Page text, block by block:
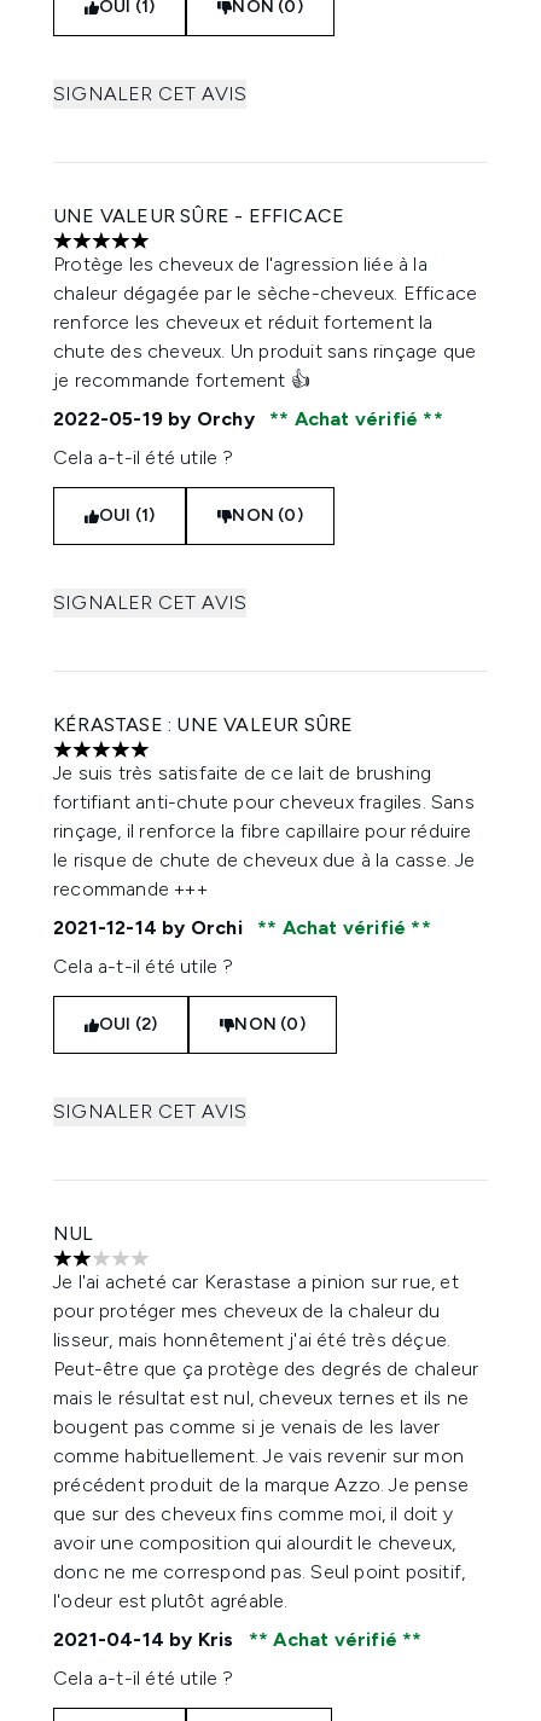
OUI (1) NON (0)
SIGNALER CET AVIS
UNE VALEUR SÛRE - EFFICACE
5 étoiles sur un maximum de 5
Protège les cheveux de l'agression liée à la
chaleur dégagée par le sèche-cheveux. Efficace
renforce les cheveux et réduit fortement la
chute des cheveux. Un produit sans rinçage que
je recommande fortement 👍
2022-05-19 by Orchy
Achat vérifié
Cela a-t-il été utile ?
OUI (1) NON (0)
SIGNALER CET AVIS
KÉRASTASE : UNE VALEUR SÛRE
5 étoiles sur un maximum de 5
Je suis très satisfaite de ce lait de brushing
fortifiant anti-chute pour cheveux fragiles. Sans
rinçage, il renforce la fibre capillaire pour réduire
le risque de chute de cheveux due à la casse. Je
recommande +++
2021-12-14 by Orchi
Achat vérifié
Cela a-t-il été utile ?
OUI (2) NON (0)
SIGNALER CET AVIS
NUL
2 étoiles sur un maximum de 5
Je l'ai acheté car Kerastase a pinion sur rue, et
pour protéger mes cheveux de la chaleur du
lisseur, mais honnêtement j'ai été très déçue.
Peut-être que ça protège des degrés de chaleur
mais le résultat est nul, cheveux ternes et ils ne
bougent pas comme si je venais de les laver
comme habituellement. Je vais revenir sur mon
précédent produit de la marque Azzo. Je pense
que sur des cheveux fins comme moi, il doit y
avoir une composition qui alourdit le cheveux,
donc ne me correspond pas. Seul point positif,
l'odeur est plutôt agréable.
2021-04-14 by Kris
Achat vérifié
Cela a-t-il été utile ?